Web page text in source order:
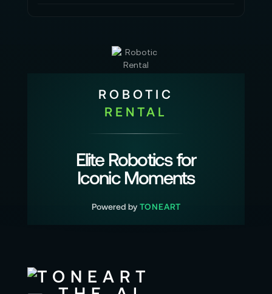
ROBOTIC
RENTAL
Elite Robotics for
Iconic Moments
Powered by TONEART